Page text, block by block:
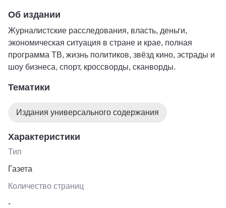
Об издании
Журналистские расследования, власть, деньги,
экономическая ситуация в стране и крае, полная
программа ТВ, жизнь политиков, звёзд кино, эстрады и
шоу бизнеса, спорт, кроссворды, сканворды.
Тематики
Издания универсального содержания
Характеристики
Тип
Газета
Количество страниц
-